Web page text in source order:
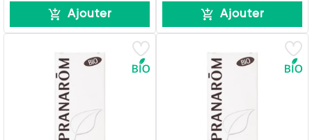
Ajouter Ajouter